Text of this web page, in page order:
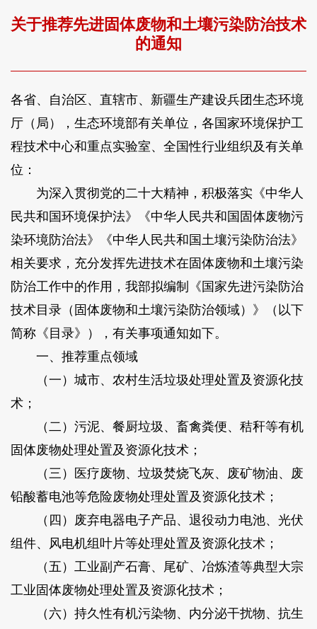
关于推荐先进固体废物和土壤污染防治技术
的通知
各省、自治区、直辖市、新疆生产建设兵团生态环境
厅（局），生态环境部有关单位，各国家环境保护工
程技术中心和重点实验室、全国性行业组织及有关单
位：
为深入贯彻党的二十大精神，积极落实《中华人
民共和国环境保护法》《中华人民共和国固体废物污
染环境防治法》《中华人民共和国土壤污染防治法》
相关要求，充分发挥先进技术在固体废物和土壤污染
防治工作中的作用，我部拟编制《国家先进污染防治
技术目录（固体废物和土壤污染防治领域）》（以下
简称《目录》），有关事项通知如下。
一、推荐重点领域
（一）城市、农村生活垃圾处理处置及资源化技
术；
（二）污泥、餐厨垃圾、畜禽粪便、秸秆等有机
固体废物处理处置及资源化技术；
（三）医疗废物、垃圾焚烧飞灰、废矿物油、废
铅酸蓄电池等危险废物处理处置及资源化技术；
（四）废弃电器电子产品、退役动力电池、光伏
组件、风电机组叶片等处理处置及资源化技术；
（五）工业副产石膏、尾矿、冶炼渣等典型大宗
工业固体废物处理处置及资源化技术；
（六）持久性有机污染物、内分泌干扰物、抗生